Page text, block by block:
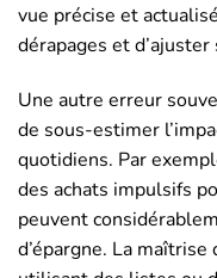
vue précise et
dérapages et
Une autre erreur
de sous-estimer
quotidiens. Par
des achats impulsifs
peuvent
d’épargne. La